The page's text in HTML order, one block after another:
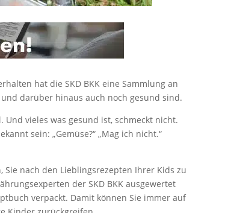
hat die SKD BKK eine Sammlung an
darüber hinaus auch noch gesund sind.
vieles was gesund ist, schmeckt nicht.
sein: „Gemüse?“ „Mag ich nicht.“
Sie nach den Lieblingsrezepten Ihrer Kids zu
der SKD BKK ausgewertet
verpackt. Damit können Sie immer auf